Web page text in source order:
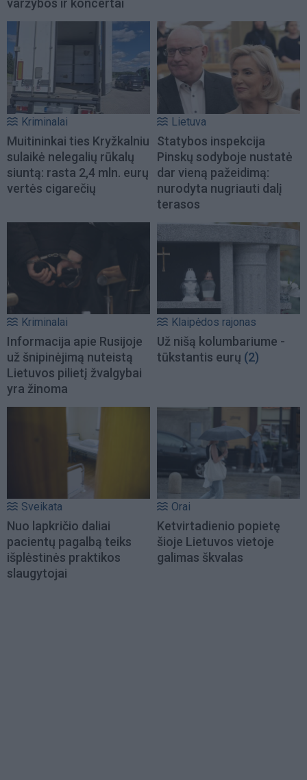
varžybos ir koncertai
Kriminalai
Muitininkai ties Kryžkalniu
sulaikė nelegalių rūkalų
siuntą: rasta 2,4 mln. eurų
vertės cigarečių
Lietuva
Statybos inspekcija
Pinskų sodyboje nustatė
dar vieną pažeidimą:
nurodyta nugriauti dalį
terasos
Kriminalai
Informacija apie Rusijoje
už šnipinėjimą nuteistą
Lietuvos pilietį žvalgybai
yra žinoma
Klaipėdos rajonas
Už nišą kolumbariume -
tūkstantis eurų (2)
Sveikata
Nuo lapkričio daliai
pacientų pagalbą teiks
išplėstinės praktikos
slaugytojai
Orai
Ketvirtadienio popietę
šioje Lietuvos vietoje
galimas škvalas